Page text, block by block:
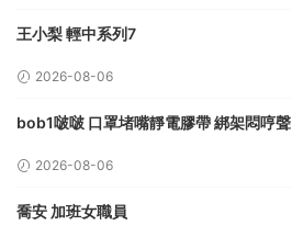
王小梨 輕中系列7
2026-08-06
bob1啵啵 口罩堵嘴靜電膠帶 綁架悶哼聲
2026-08-06
喬安 加班女職員